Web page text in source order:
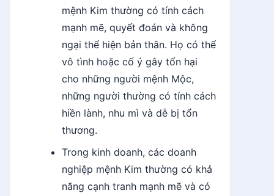
mệnh Kim thường có tính cách
mạnh mẽ, quyết đoán và không
ngại thể hiện bản thân. Họ có thể
vô tình hoặc cố ý gây tổn hại
cho những người mệnh Mộc,
những người thường có tính cách
hiền lành, nhu mì và dễ bị tổn
thương.
Trong kinh doanh, các doanh
nghiệp mệnh Kim thường có khả
năng cạnh tranh mạnh mẽ và có